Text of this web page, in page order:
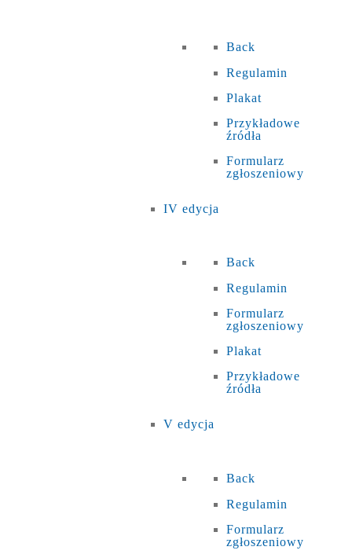
Back
Regulamin
Plakat
Przykładowe
źródła
Formularz
zgłoszeniowy
IV edycja
Back
Regulamin
Formularz
zgłoszeniowy
Plakat
Przykładowe
źródła
V edycja
Back
Regulamin
Formularz
zgłoszeniowy